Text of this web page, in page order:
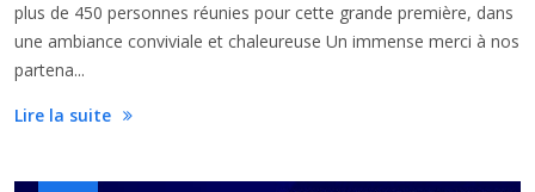
plus de 450 personnes réunies pour cette grande première, dans
une ambiance conviviale et chaleureuse Un immense merci à nos
partena...
Lire la suite